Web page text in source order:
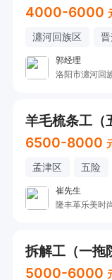
4000-6000
瀍河回族区
郭经理
洛阳市瀍河回
羊毛梳条工（
6500-8000
孟津区 五险
崔先生
隆丰革乐美时
拆解工（一拖
5000-6000